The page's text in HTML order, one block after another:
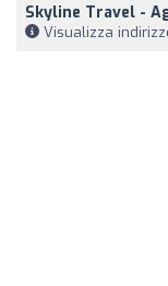
Skyline Travel -
Visualizza